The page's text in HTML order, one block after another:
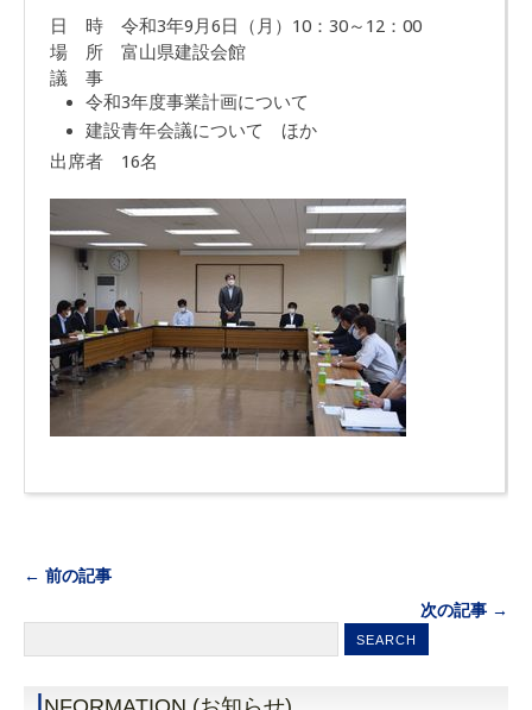
日 時 令和3年9月6日（月）10：30～12：00
場 所 富山県建設会館
議 事
令和3年度事業計画について
建設青年会議について ほか
出席者 16名
← 前の記事
次の記事 →
I